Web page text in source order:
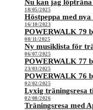
Nu kan jag
18/05/2025
Höstpeppa med
16/10/2023
POWERWALK 79
08/11/2025
Ny musiklista för
06/07/2025
POWERWALK 77
23/03/2025
POWERWALK 76
02/02/2025
Lyxig träningsresa
02/08/2026
Träningsresa med